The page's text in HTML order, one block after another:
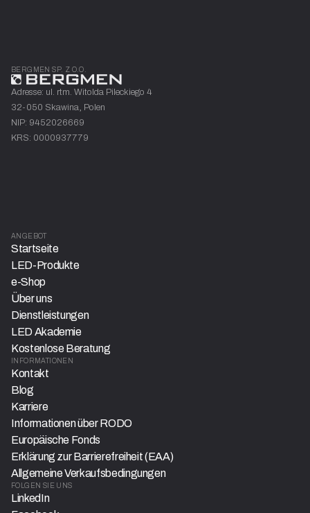
BERGMEN SP. Z O.O.
Adresse: ul. rtm. Witolda Pileckiego 4
32-050 Skawina, Polen
NIP: 9452026669
KRS: 0000937779
ANGEBOT
Startseite
LED-Produkte
e-Shop
Über uns
Dienstleistungen
LED Akademie
Kostenlose Beratung
INFORMATIONEN
Kontakt
Blog
Karriere
Informationen über RODO
Europäische Fonds
Erklärung zur Barrierefreiheit (EAA)
Allgemeine Verkaufsbedingungen
FOLGEN SIE UNS
LinkedIn